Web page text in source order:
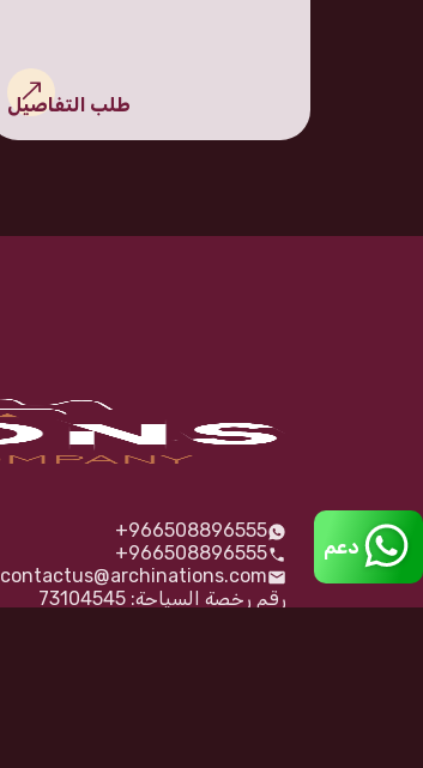
طلب التفاصيل
+966508896555
+966508896555
contactus@archinations.com
رقم رخصة السياحة: 73104545
دعم